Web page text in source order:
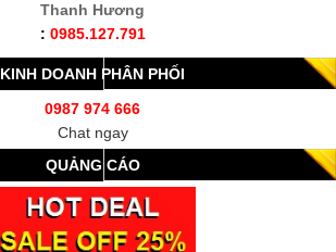
Thanh Hương
: 0985.127.791
KINH DOANH PHÂN PHỐI
0987 974 666
Chat ngay
QUẢNG CÁO